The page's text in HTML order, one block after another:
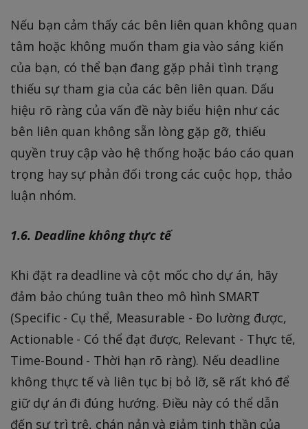
Nếu bạn cảm thấy các bên liên quan không quan
tâm hoặc không muốn tham gia vào sáng kiến
của bạn, có thể bạn đang gặp phải tình trạng
thiếu sự tham gia của các bên liên quan. Dấu
hiệu rõ ràng của vấn đề này biểu hiện như các
bên liên quan không sẵn lòng gặp gỡ, thiếu
quyền truy cập vào hệ thống hoặc báo cáo quan
trọng hay sự phản đối trong các cuộc họp, thảo
luận nhóm.
1.6. Deadline không thực tế
Khi đặt ra deadline và cột mốc cho dự án, hãy
đảm bảo chúng tuân theo mô hình SMART
(Specific - Cụ thể, Measurable - Đo lường được,
Actionable - Có thể đạt được, Relevant - Thực tế,
Time-Bound - Thời hạn rõ ràng). Nếu deadline
không thực tế và liên tục bị bỏ lỡ, sẽ rất khó để
giữ dự án đi đúng hướng. Điều này có thể dẫn
đến sự trì trệ, chán nản và giảm tinh thần của